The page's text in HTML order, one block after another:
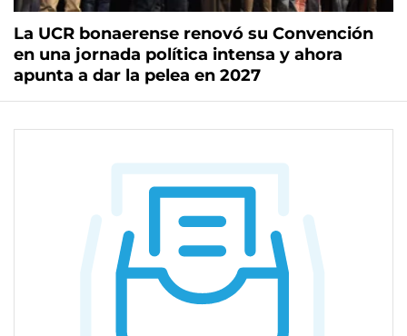
La UCR bonaerense renovó su Convención
en una jornada política intensa y ahora
apunta a dar la pelea en 2027